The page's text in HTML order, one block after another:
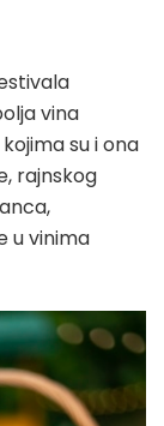
vina
su i ona
rajnskog
u vinima